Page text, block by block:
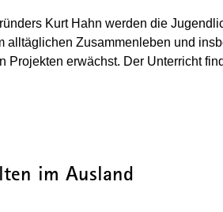
Kurt Hahn werden die
alltäglichen Zusammenleben und
erwächst. Der Unterricht
Fenster geöffnet)
im Ausland